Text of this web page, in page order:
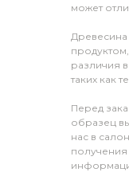
может
Древесина
различия в
таких как
Перед
образец
нас в